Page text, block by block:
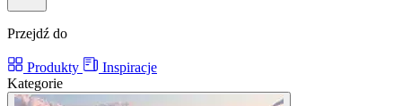
Przejdź do
Produkty
Inspiracje
Kategorie